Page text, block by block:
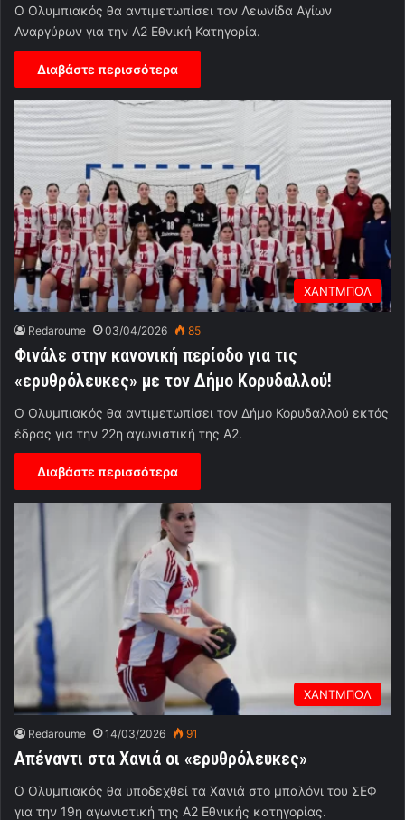
Ο Ολυμπιακός θα αντιμετωπίσει τον Λεωνίδα Αγίων
Αναργύρων για την Α2 Εθνική Κατηγορία.
Διαβάστε περισσότερα
ΧΑΝΤΜΠΟΛ
Redaroume 03/04/2026 85
Φινάλε στην κανονική περίοδο για τις
«ερυθρόλευκες» με τον Δήμο Κορυδαλλού!
Ο Ολυμπιακός θα αντιμετωπίσει τον Δήμο Κορυδαλλού εκτός
έδρας για την 22η αγωνιστική της Α2.
Διαβάστε περισσότερα
ΧΑΝΤΜΠΟΛ
Redaroume 14/03/2026 91
Απέναντι στα Χανιά οι «ερυθρόλευκες»
Ο Ολυμπιακός θα υποδεχθεί τα Χανιά στο μπαλόνι του ΣΕΦ
για την 19η αγωνιστική της Α2 Εθνικής κατηγορίας.